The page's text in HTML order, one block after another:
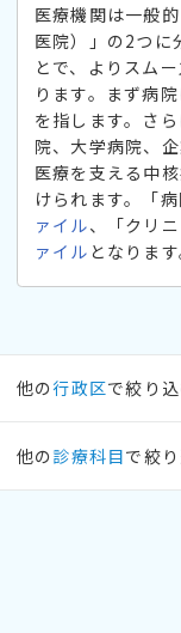
医療機関は一般
医院）」の2つに
とで、よりスム
ります。まず病
を指します。さ
院、大学病院、
医療を支える中
けられます。「
ァイル、「クリ
ァイル となります
他の行政区で絞り
他の 診療科目で絞